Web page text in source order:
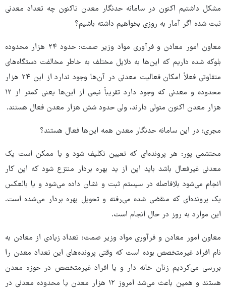
مشکل داشتیم اکنون در سامانه حدنگار معدن تاکنون چه تعداد معدنی
ثبت شده اگر آمار به روزی بخواهیم داشته باشیم؟
معاون امور معادن و فرآوری مواد وزیر صمت: حدود ۲۴ هزار محدوده
بلوکه شده داریم که این‌ها به دلایل مختلف به خاطر مخالفت دستگاه‌های
متفاوتی فعلاً امکان فعالیت معدنی در آن‌ها وجود ندارد از این ۲۴ هزار
محدوده و معدنی که وجود دارد تقریباً نیمی از این‌ها یعنی کمتر از ۱۲
هزار معدن اکنون متولی دارند، ولی حدود شش هزار معدن فعال هستند.
مجری: در این سامانه حدنگار معدن همه این‌ها فعال هستند؟
محتشمی پور: هر پرونده‌ای که تعیین تکلیف شود و یا ممکن است یک
معدنی غیرفعال باشد باید این از ید بهره بردار منتزع شود که این کار
انجام می‌شود بلافاصله در سیستم ثبت و نشان داده می‌شود و یا بالعکس
یک پرونده‌ای که منقضی شده می‌رفته و تحویل بهره بردار می‌شده است.
این موارد به روز در حال انجام است.
معاون امور معادن و فرآوری مواد وزیر صمت: تعداد زیادی از معادن به
نام افراد غیرمتخصص بوده است که وقتی پرونده‌های این تعداد معدن را
بررسی می‌کردیم زنان خانه دار و یا افراد غیرمتخصص در حوزه معدن
هستند و همین باعث می‌شد امروز ۱۲ هزار معدن یا محدوده معدنی در